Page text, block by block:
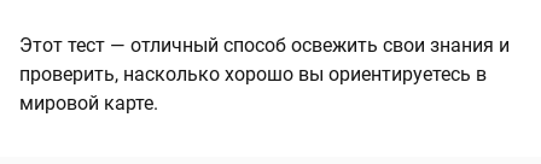
Этот тест — отличный способ освежить свои знания и
проверить, насколько хорошо вы ориентируетесь в
мировой карте.